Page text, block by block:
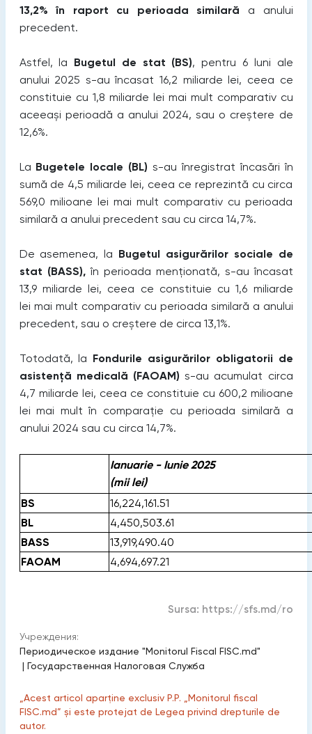
13,2% în raport cu perioada similară a anului
precedent.
Astfel, la Bugetul de stat (BS), pentru 6 luni ale
anului 2025 s-au încasat 16,2 miliarde lei, ceea ce
constituie cu 1,8 miliarde lei mai mult comparativ cu
aceeași perioadă a anului 2024, sau o creștere de
12,6%.
La Bugetele locale (BL) s-au înregistrat încasări în
sumă de 4,5 miliarde lei, ceea ce reprezintă cu circa
569,0 milioane lei mai mult comparativ cu perioada
similară a anului precedent sau cu circa 14,7%.
De asemenea, la Bugetul asigurărilor sociale de
stat (BASS),în perioada menționată, s-au încasat
13,9 miliarde lei, ceea ce constituie cu 1,6 miliarde
lei mai mult comparativ cu perioada similară a anului
precedent, sau o creștere de circa 13,1%.
Totodată, la Fondurile asigurărilor obligatorii de
asistență medicală (FAOAM) s-au acumulat circa
4,7 miliarde lei, ceea ce constituie cu 600,2 milioane
lei mai mult în comparație cu perioada similară a
anului 2024 sau cu circa 14,7%.
Ianuarie - Iunie 2025
(mii lei)
BS
16,224,161.51
BL
4,450,503.61
BASS
13,919,490.40
FAOAM
4,694,697.21
Sursa: https://sfs.md/ro
Учреждения:
Периодическое издание "Monitorul Fiscal FISC.md"
| Государственная Налоговая Служба
„Acest articol aparține exclusiv P.P. „Monitorul fiscal
FISC.md” și este protejat de Legea privind drepturile de
autor.